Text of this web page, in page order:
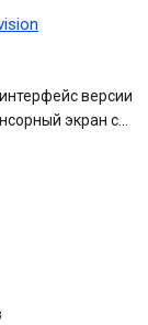
версии
экран с...